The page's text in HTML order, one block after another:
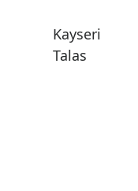
Kayseri
Talas